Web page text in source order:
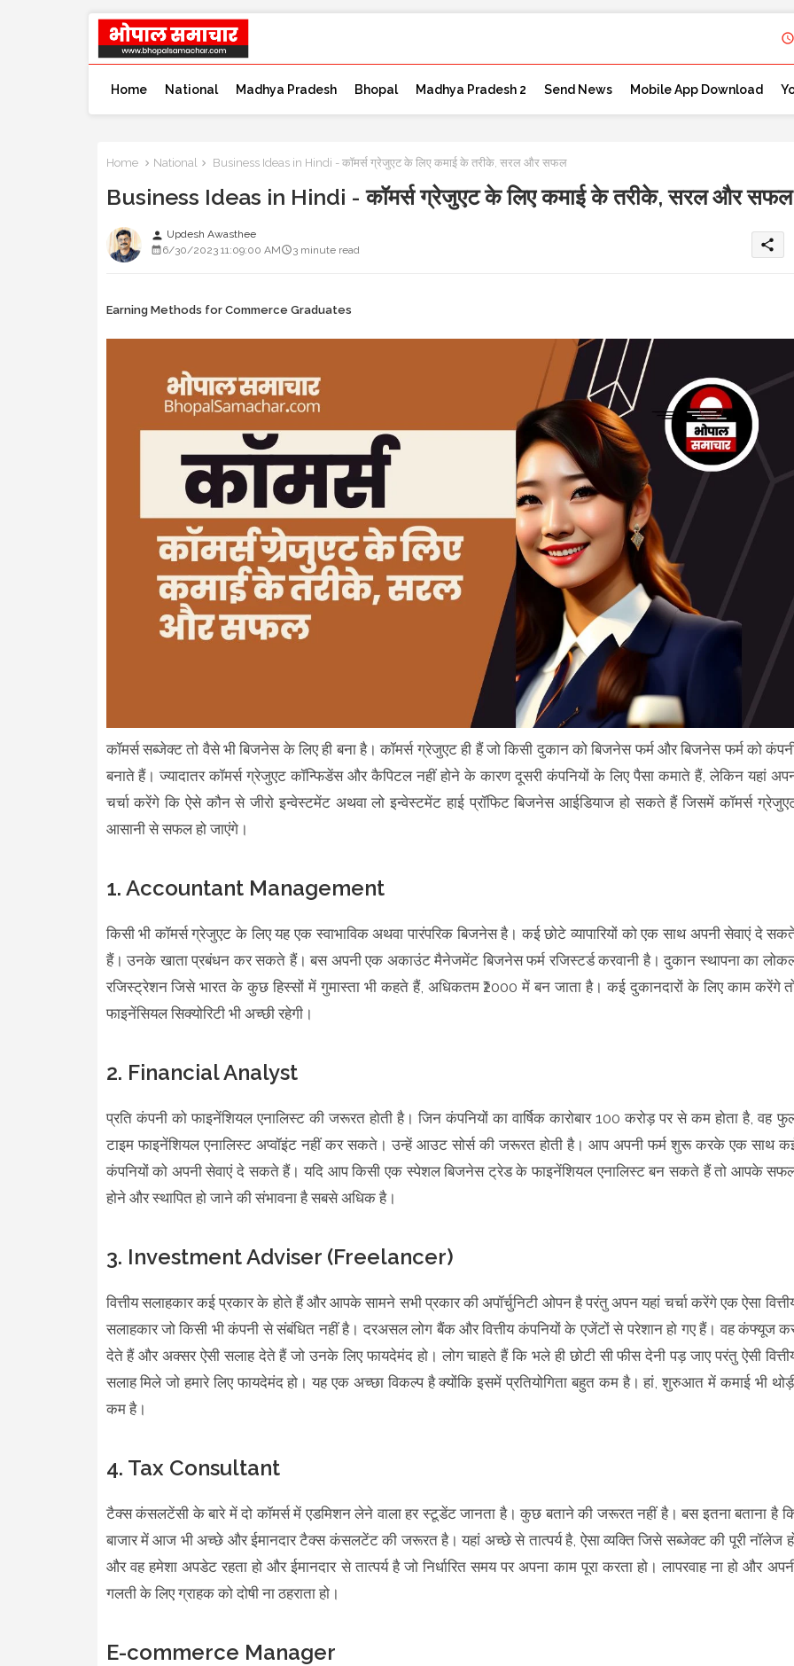
Home National Madhya Pradesh Bhopal Madhya Pradesh 2 Send News Mobile App Download
Home National Business Ideas in Hindi - कॉमर्स ग्रेजुएट के लिए कमाई के तरीके, सरल और सफल
Business Ideas in Hindi - कॉमर्स ग्रेजुएट के लिए कमाई के तरीके, सरल और सफल
person Updesh Awasthee
6/30/2023 11:09:00 AM
3 minute read share
Earning Methods for Commerce Graduates
कॉमर्स सब्जेक्ट तो वैसे भी बिजनेस के लिए ही बना है। कॉमर्स ग्रेजुएट ही हैं जो किसी दुकान को बिजनेस फर्म और बिजनेस फर्म को
बनाते हैं। ज्यादातर कॉमर्स ग्रेजुएट कॉन्फिडेंस और कैपिटल नहीं होने के कारण दूसरी कंपनियों के लिए पैसा कमाते हैं, लेकिन यहां
चर्चा करेंगे कि ऐसे कौन से जीरो इन्वेस्टमेंट अथवा लो इन्वेस्टमेंट हाई प्रॉफिट बिजनेस आईडियाज हो सकते हैं जिसमें कॉमर्स
आसानी से सफल हो जाएंगे।
1. Accountant Management
किसी भी कॉमर्स ग्रेजुएट के लिए यह एक स्वाभाविक अथवा पारंपरिक बिजनेस है। कई छोटे व्यापारियों को एक साथ अपनी सेवाएं दे
हैं। उनके खाता प्रबंधन कर सकते हैं। बस अपनी एक अकाउंट मैनेजमेंट बिजनेस फर्म रजिस्टर्ड करवानी है। दुकान स्थापना का
रजिस्ट्रेशन जिसे भारत के कुछ हिस्सों में गुमास्ता भी कहते हैं, अधिकतम ₹2000 में बन जाता है। कई दुकानदारों के लिए काम करेंगे
फाइनेंसियल सिक्योरिटी भी अच्छी रहेगी।
2. Financial Analyst
प्रति कंपनी को फाइनेंशियल एनालिस्ट की जरूरत होती है। जिन कंपनियों का वार्षिक कारोबार 100 करोड़ पर से कम होता है, वह
टाइम फाइनेंशियल एनालिस्ट अप्वॉइंट नहीं कर सकते। उन्हें आउट सोर्स की जरूरत होती है। आप अपनी फर्म शुरू करके एक साथ
कंपनियों को अपनी सेवाएं दे सकते हैं। यदि आप किसी एक स्पेशल बिजनेस ट्रेड के फाइनेंशियल एनालिस्ट बन सकते हैं तो आपके
होने और स्थापित हो जाने की संभावना है सबसे अधिक है।
3. Investment Adviser (Freelancer)
वित्तीय सलाहकार कई प्रकार के होते हैं और आपके सामने सभी प्रकार की अपॉर्चुनिटी ओपन है परंतु अपन यहां चर्चा करेंगे एक ऐसा
सलाहकार जो किसी भी कंपनी से संबंधित नहीं है। दरअसल लोग बैंक और वित्तीय कंपनियों के एजेंटों से परेशान हो गए हैं। वह कंफ्यूज
देते हैं और अक्सर ऐसी सलाह देते हैं जो उनके लिए फायदेमंद हो। लोग चाहते हैं कि भले ही छोटी सी फीस देनी पड़ जाए परंतु ऐसी
सलाह मिले जो हमारे लिए फायदेमंद हो। यह एक अच्छा विकल्प है क्योंकि इसमें प्रतियोगिता बहुत कम है। हां, शुरुआत में कमाई भी
कम है।
4. Tax Consultant
टैक्स कंसलटेंसी के बारे में दो कॉमर्स में एडमिशन लेने वाला हर स्टूडेंट जानता है। कुछ बताने की जरूरत नहीं है। बस इतना बताना है
बाजार में आज भी अच्छे और ईमानदार टैक्स कंसलटेंट की जरूरत है। यहां अच्छे से तात्पर्य है, ऐसा व्यक्ति जिसे सब्जेक्ट की पूरी नॉलेज
और वह हमेशा अपडेट रहता हो और ईमानदार से तात्पर्य है जो निर्धारित समय पर अपना काम पूरा करता हो। लापरवाह ना हो और
गलती के लिए ग्राहक को दोषी ना ठहराता हो।
E-commerce Manager